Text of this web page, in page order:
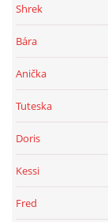
Shrek
Bára
Anička
Tuteska
Doris
Kessi
Fred